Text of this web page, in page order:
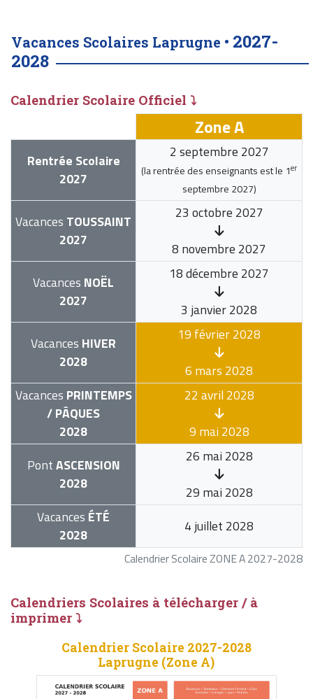
Vacances Scolaires Laprugne • 2027-
2028
Calendrier Scolaire Officiel ⤵
Calendrier Scolaire ZONE A 2027-2028
Zone A
Rentrée Scolaire
2027
2 septembre 2027
(la rentrée des enseignants est le 1er
septembre 2027)
Vacances TOUSSAINT
2027
23 octobre 2027
8 novembre 2027
Vacances NOËL
2027
18 décembre 2027
3 janvier 2028
Vacances HIVER
2028
19 février 2028
6 mars 2028
Vacances PRINTEMPS
/ PÂQUES
2028
22 avril 2028
9 mai 2028
PontASCENSION
2028
26 mai 2028
29 mai 2028
Vacances ÉTÉ
2028
4 juillet 2028
Calendriers Scolaires à télécharger / à
imprimer ⤵
Calendrier Scolaire 2027-2028
Laprugne (Zone A)